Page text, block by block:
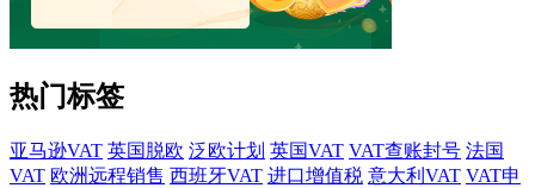
热门标签
亚马逊VAT 英国脱欧 泛欧计划 英国VAT VAT查账封号 法国
VAT 欧洲远程销售 西班牙VAT 进口增值税 意大利VAT VAT申